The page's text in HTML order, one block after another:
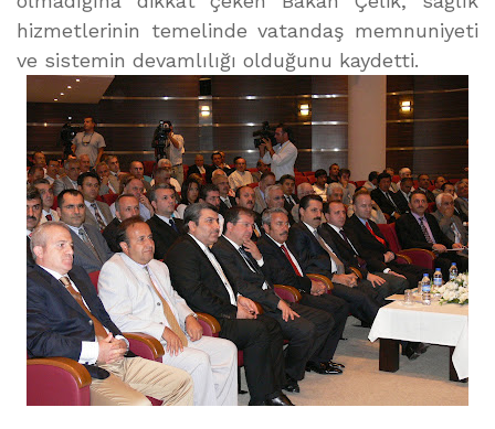
hizmetlerinin temelinde vatandaş memnuniyeti
ve sistemin devamlılığı olduğunu kaydetti.